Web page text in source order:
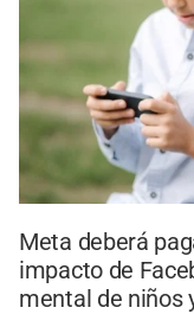
Meta deberá
impacto de
mental de niños